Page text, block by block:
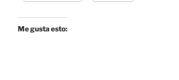
Me gusta esto: